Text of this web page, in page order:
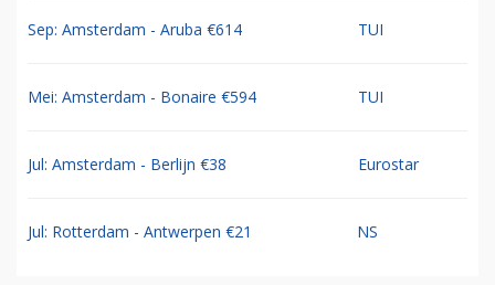
Sep: Amsterdam - Aruba €614 TUI
Mei: Amsterdam - Bonaire €594 TUI
Jul: Amsterdam - Berlijn €38 Eurostar
Jul: Rotterdam - Antwerpen €21 NS